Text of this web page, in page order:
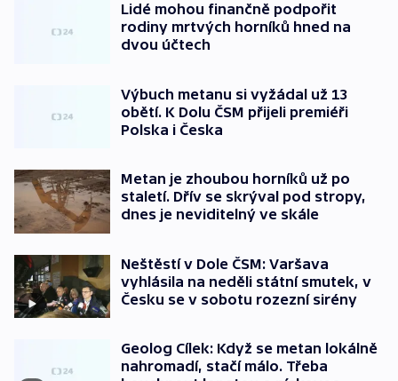
Lidé mohou finančně podpořit
rodiny mrtvých horníků hned na
dvou účtech
Výbuch metanu si vyžádal už 13
obětí. K Dolu ČSM přijeli premiéři
Polska i Česka
Metan je zhoubou horníků už po
staletí. Dřív se skrýval pod stropy,
dnes je neviditelný ve skále
Neštěstí v Dole ČSM: Varšava
vyhlásila na neděli státní smutek, v
Česku se v sobotu rozezní sirény
Geolog Cílek: Když se metan lokálně
nahromadí, stačí málo. Třeba